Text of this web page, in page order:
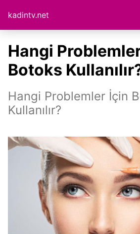
kadintv.net
Hangi
Botoks
Hangi Problemler İçin
Kullanılır?